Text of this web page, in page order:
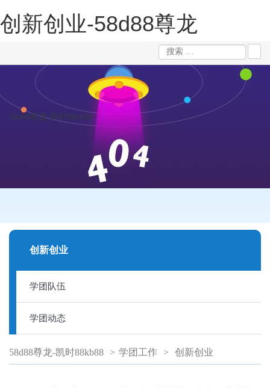
创新创业-58d88尊龙
58d88尊龙-凯时88kb88
创新创业
学团队伍
学团动态
58d88尊龙-凯时88kb88 > 学团工作 > 创新创业